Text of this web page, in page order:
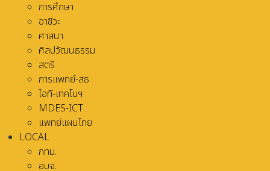
การศึกษา
อาชีวะ
ศาสนา
ศิลปวัฒนธรรม
สตรี
การแพทย์-สธ
ไอที-เทคโนฯ
MDES-ICT
แพทย์แผนไทย
LOCAL
กทม.
อบจ.